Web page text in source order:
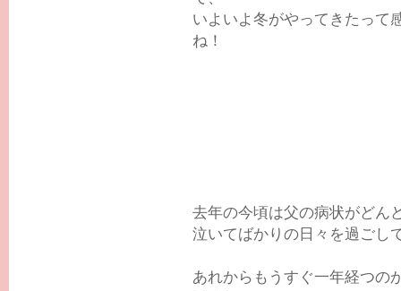
いよいよ冬がやってきたって
ね！
去年の今頃は父の病状がどん
泣いてばかりの日々を過ごし
あれからもうすぐ一年経つ